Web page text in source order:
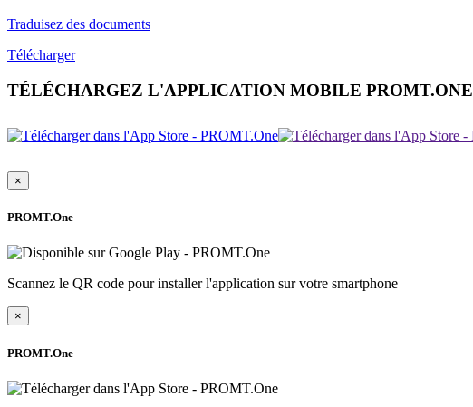
Traduisez des documents
Télécharger
TÉLÉCHARGEZ L'APPLICATION MOBILE PROMT.ONE
×
PROMT.One
Scannez le QR code pour installer l'application sur votre smartphone
×
PROMT.One